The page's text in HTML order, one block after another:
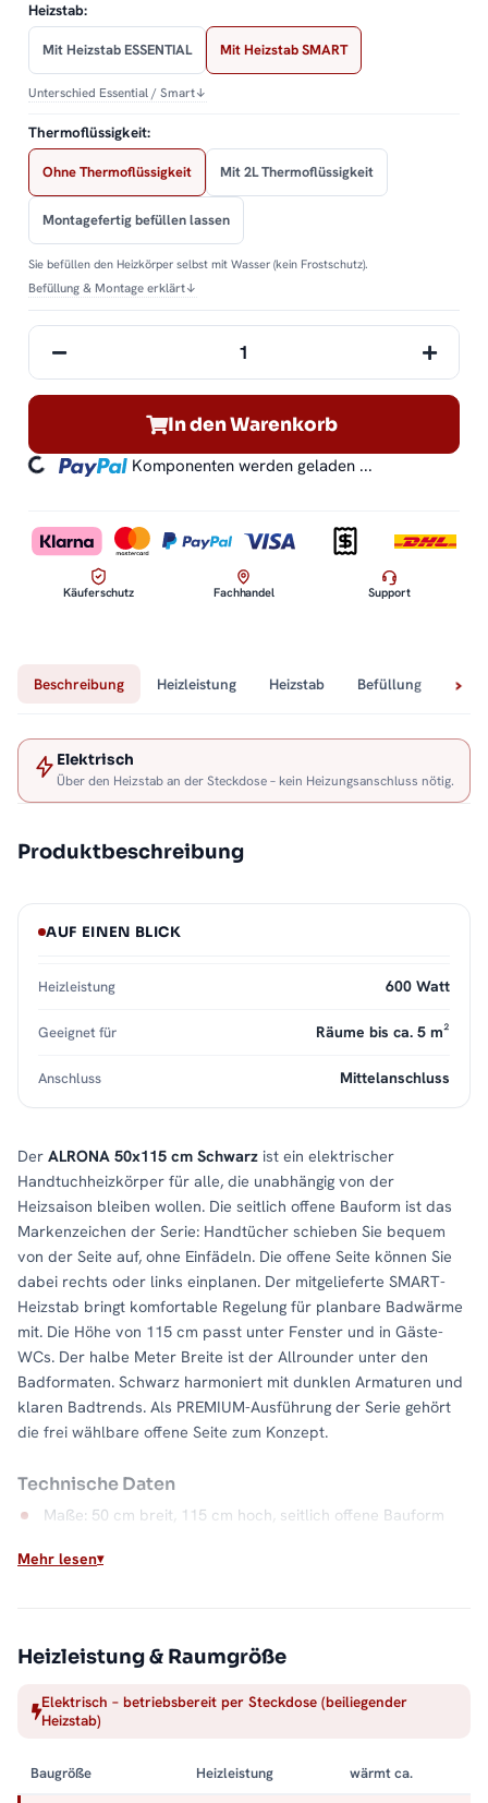
Heizstab:
Mit Heizstab ESSENTIAL Mit Heizstab SMART
Unterschied Essential / Smart↓
Thermoflüssigkeit:
Ohne Thermoflüssigkeit Mit 2L Thermoflüssigkeit
Montagefertig befüllen lassen
Sie befüllen den Heizkörper selbst mit Wasser (kein Frostschutz).
Befüllung & Montage erklärt↓
In den Warenkorb
Komponenten werden geladen ...
Käuferschutz Fachhandel Support
Beschreibung Heizleistung Heizstab Befüllung
Elektrisch
Über den Heizstab an der Steckdose – kein Heizungsanschluss nötig.
Produktbeschreibung
Der ALRONA 50x115 cm Schwarz ist ein elektrischer
Handtuchheizkörper für alle, die unabhängig von der
Heizsaison bleiben wollen. Die seitlich offene Bauform ist das
Markenzeichen der Serie: Handtücher schieben Sie bequem
von der Seite auf, ohne Einfädeln. Die offene Seite können Sie
dabei rechts oder links einplanen. Der mitgelieferte SMART-
Heizstab bringt komfortable Regelung für planbare Badwärme
mit. Die Höhe von 115 cm passt unter Fenster und in Gäste-
WCs. Der halbe Meter Breite ist der Allrounder unter den
Badformaten. Schwarz harmoniert mit dunklen Armaturen und
klaren Badtrends. Als PREMIUM-Ausführung der Serie gehört
die frei wählbare offene Seite zum Konzept.
Technische Daten
Maße: 50 cm breit, 115 cm hoch, seitlich offene Bauform
Wasserkapazität: 4,9 Liter
Wärme auf Abruf
Einschalten, aufheizen, Handtuch auflegen: Der elektrische
offene Seite hält dabei jeden Handgriff kurz, und der
AUF EINEN BLICK
Heizleistung 600 Watt
Geeignet für Räume bis ca. 5 m²
Anschluss Mittelanschluss
Mehr lesen
Heizleistung & Raumgröße
Elektrisch – betriebsbereit per Steckdose (beiliegender
Heizstab)
Baugröße Heizleistung wärmt ca.